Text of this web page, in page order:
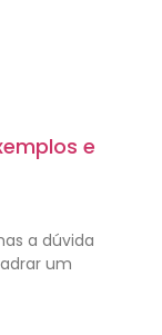
e
a dúvida
um